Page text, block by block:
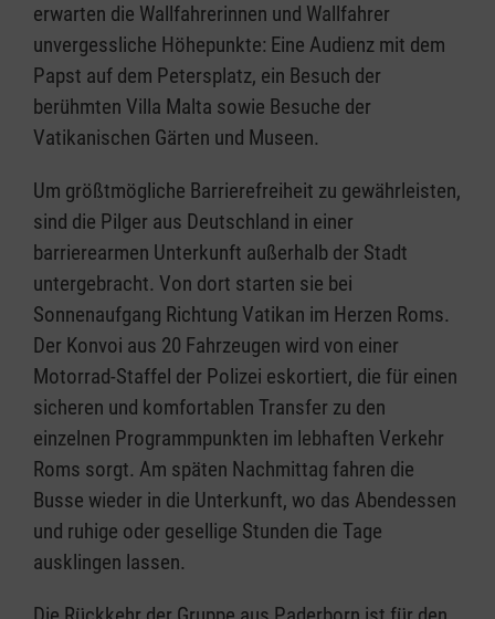
erwarten die Wallfahrerinnen und Wallfahrer
unvergessliche Höhepunkte: Eine Audienz mit dem
Papst auf dem Petersplatz, ein Besuch der
berühmten Villa Malta sowie Besuche der
Vatikanischen Gärten und Museen.
Um größtmögliche Barrierefreiheit zu gewährleisten,
sind die Pilger aus Deutschland in einer
barrierearmen Unterkunft außerhalb der Stadt
untergebracht. Von dort starten sie bei
Sonnenaufgang Richtung Vatikan im Herzen Roms.
Der Konvoi aus 20 Fahrzeugen wird von einer
Motorrad-Staffel der Polizei eskortiert, die für einen
sicheren und komfortablen Transfer zu den
einzelnen Programmpunkten im lebhaften Verkehr
Roms sorgt. Am späten Nachmittag fahren die
Busse wieder in die Unterkunft, wo das Abendessen
und ruhige oder gesellige Stunden die Tage
ausklingen lassen.